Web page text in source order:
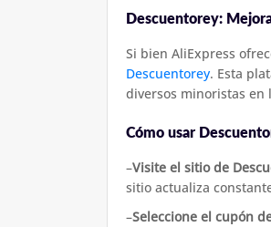
Descuentorey:
Si bien AliExpress
Descuentorey. Esta
diversos minoristas en
Cómo usar
–Visite el sitio de
sitio actualiza
–Seleccione el cupón